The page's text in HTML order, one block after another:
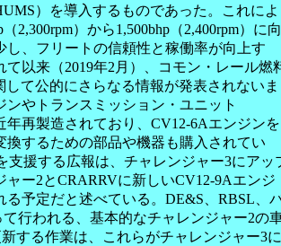
）を導入するものであった。これによ
2,300rpm）から1,500bhp（2,400rpm）に向
し、フリートの信頼性と稼働率が向上す
て以来（2019年2月）、コモン・レール燃
て公的にさらなる情報が発表されないま
ンやトランスミッション・ユニット
年再製造されており、CV12-6Aエンジンを
換するための部品や機器も購入されてい
支援する広報は、チャレンジャー3にアッ
ャー2とCRARRVに新しいCV12-9Aエンジ
る予定だと述べている。DE&S、RBSL、
て行われる、基本的なチャレンジャー2の
する作業は、これらがチャレンジャー3に